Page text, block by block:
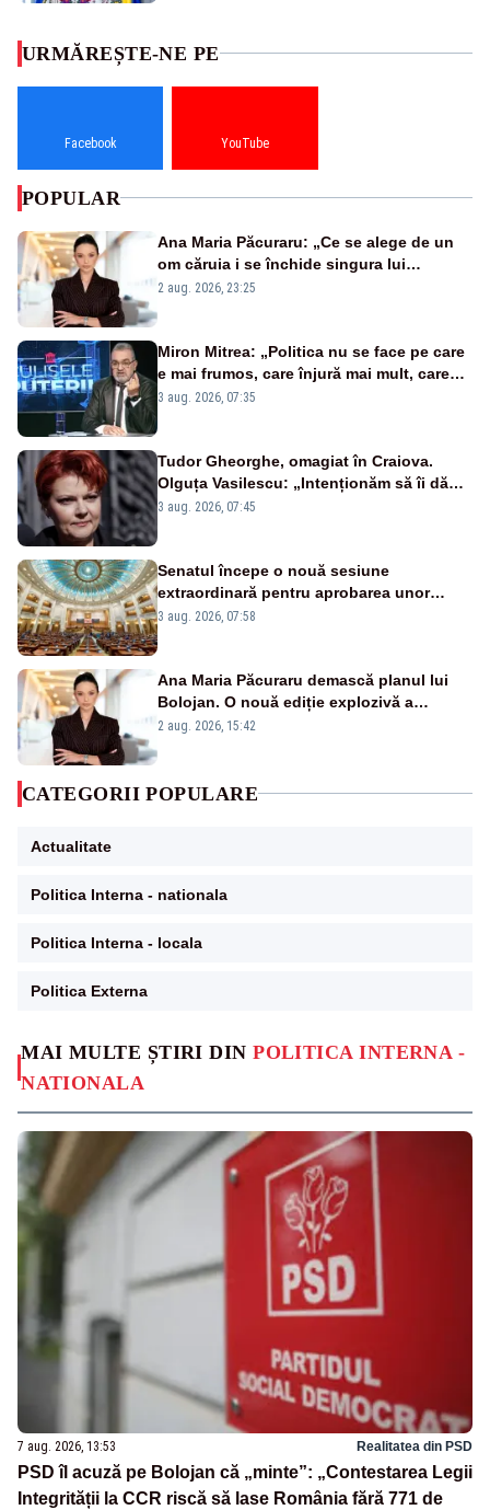
MAI MULTE ȘTIRI DINPOLITICA INTERNA -
NATIONALA
7 aug. 2026, 13:53 Realitatea din PSD
PSD îl acuză pe Bolojan că „minte”: „Contestarea Legii
Integrității la CCR riscă să lase România fără 771 de
URMĂREȘTE-NE PE
Facebook YouTube
POPULAR
Ana Maria Păcuraru: „Ce se alege de un
om căruia i se închide singura lui
portiță?”
2 aug. 2026, 23:25
Miron Mitrea: „Politica nu se face pe care
e mai frumos, care înjură mai mult, care
țipă mai tare, ci pe proiecte”
3 aug. 2026, 07:35
Tudor Gheorghe, omagiat în Craiova.
Olguța Vasilescu: „Intenționăm să îi dăm
numele lui”
3 aug. 2026, 07:45
Senatul începe o nouă sesiune
extraordinară pentru aprobarea unor
jaloane din PNRR
3 aug. 2026, 07:58
Ana Maria Păcuraru demască planul lui
Bolojan. O nouă ediție explozivă a
emisiunii „Miza Zilei” la Realitatea PLUS
2 aug. 2026, 15:42
CATEGORII POPULARE
Actualitate
Politica Interna - nationala
Politica Interna - locala
Politica Externa